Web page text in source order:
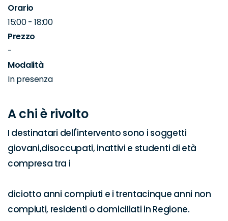
Orario
15:00 - 18:00
Prezzo
-
Modalità
In presenza
A chi è rivolto
I destinatari dell'intervento sono i soggetti
giovani,disoccupati, inattivi e studenti di età
compresa tra i
diciotto anni compiuti e i trentacinque anni non
compiuti, residenti o domiciliati in Regione.